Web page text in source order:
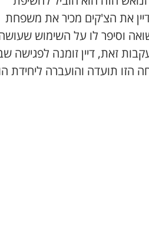
את הצ'קים מכיר את משפחת
וסיפר לו על השימוש
זאת, דיין זומנה לפגישה
הזו תועדה והועברה ליחידת